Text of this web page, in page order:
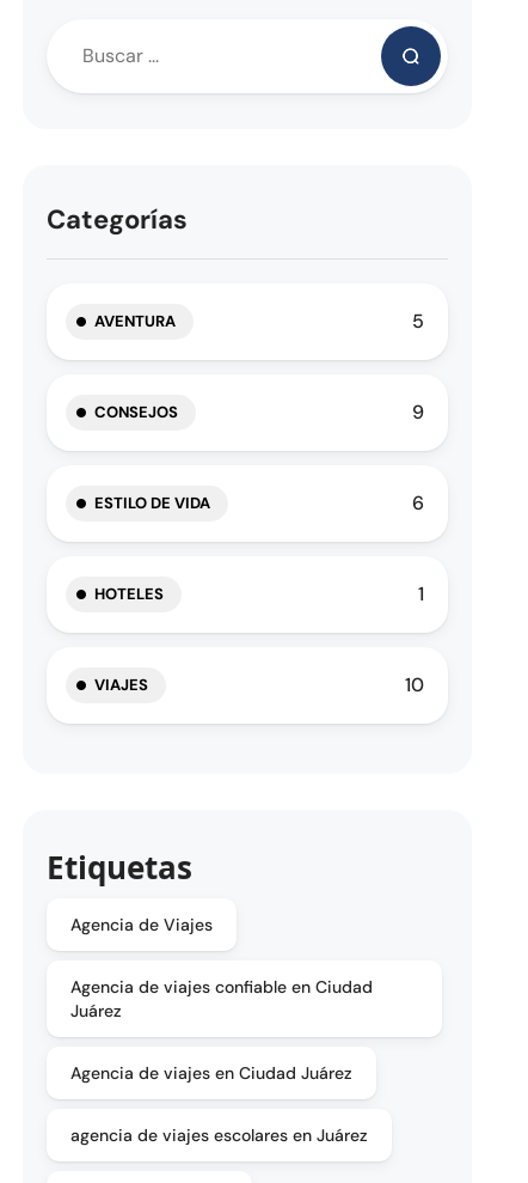
Categorías
AVENTURA 5
CONSEJOS 9
ESTILO DE VIDA 6
HOTELES 1
VIAJES 10
Etiquetas
Agencia de Viajes
Agencia de viajes confiable en Ciudad
Juárez
Agencia de viajes en Ciudad Juárez
agencia de viajes escolares en Juárez